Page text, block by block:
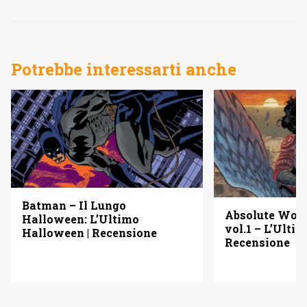
Potrebbe interessarti anche
Batman – Il Lungo
Halloween: L’Ultimo
Halloween | Recensione
Absolute
vol.1 –
Recensione